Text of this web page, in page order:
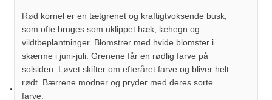
Rød kornel er en tætgrenet og kraftigtvoksende busk,
som ofte bruges som uklippet hæk, læhegn og
vildtbeplantninger. Blomstrer med hvide blomster i
skærme i juni-juli. Grenene får en rødlig farve på
solsiden. Løvet skifter om efteråret farve og bliver helt
rødt. Bærrene modner og pryder med deres sorte
farve.